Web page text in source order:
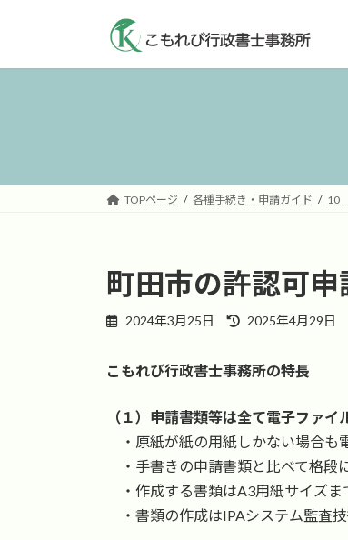
ッ
移
TOPページ 各種手続き・申請ガイド 10
町田市の許認可
2024年3月25日
最
新
時
:
2025年4月29日
こもれび行政書士事務所の特長
（１）申請書類等は全て電子ファ
・原紙が紙の用紙しかない場合も
・手書きの申請書類と比べて格段
・作成する書類はA3用紙サイズま
・書類の作成はIPAシステム監査技